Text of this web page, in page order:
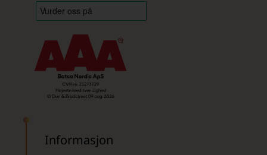
Informasjon